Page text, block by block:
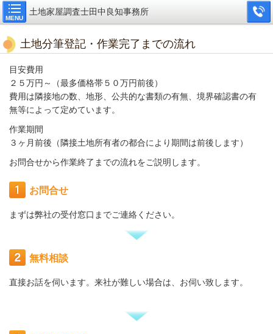
MENU
土地家屋調査士田中良知事務所
土地分筆登記・作業完了までの流れ
目安費用
２５万円～（最多価格帯５０万円前後）
費用は隣接地の数、地形、公共的な書類の有無、境界確認書の有
無等によって定めています。
作業期間
３ヶ月前後（隣接土地所有者の都合により期間は前後します）
お問合せから作業終了 までの流れをご説明します。
お問合せ
まずは弊社の受付窓口までご連絡ください。
無料相談
直接お話を伺います。来社が難しい場合は、お伺い致します。